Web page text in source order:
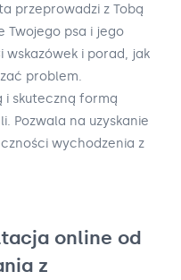
przeprowadzi z Tobą
Twojego psa i jego
wskazówek i porad, jak
problem.
i skuteczną formą
Pozwala na uzyskanie
wychodzenia z
online od
z